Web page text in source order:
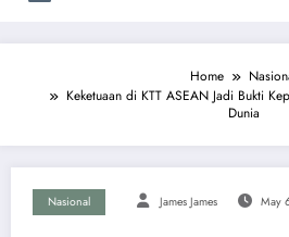
Home
Keketuaan di KTT ASEAN Jadi Bukti
Dunia
Nasional James James May